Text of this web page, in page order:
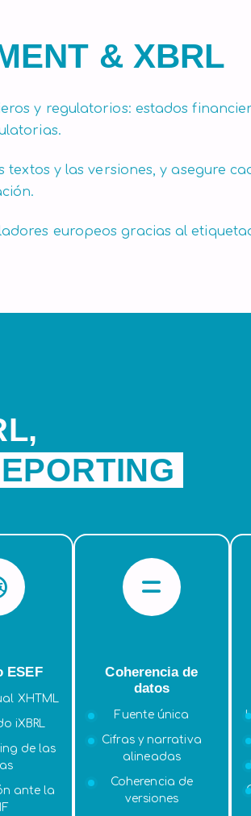
& XBRL
y regulatorios: estados
y las versiones, y asegure
europeos gracias al
ESEF
XHTML
iXBRL
de las
ante la
Coherencia de
datos
Fuente única
Cifras y narrativa
alineadas
Coherencia de
versiones